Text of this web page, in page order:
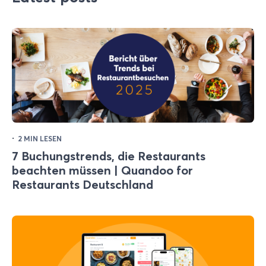
· 2 MIN LESEN
7 Buchungstrends, die Restaurants
beachten müssen | Quandoo for
Restaurants Deutschland